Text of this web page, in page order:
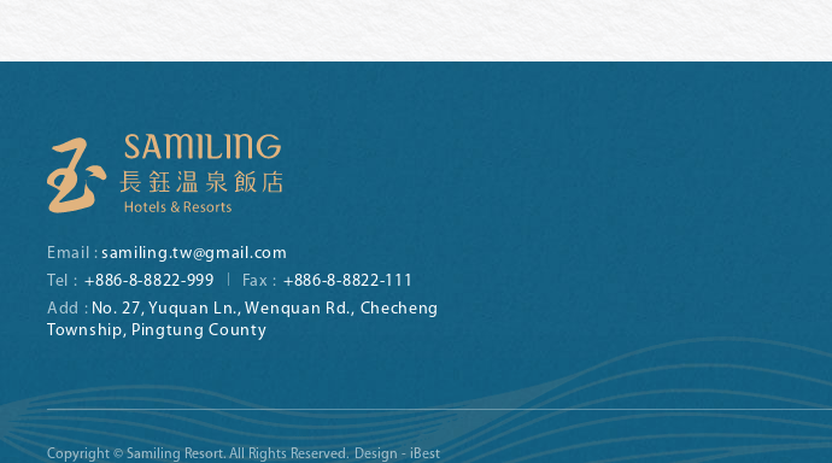
Email : samiling.tw@gmail.com
Tel : +886-8-8822-999 Fax : +886-8-8822-111
Add : No. 27, Yuquan Ln., Wenquan Rd., Checheng
Township, Pingtung County
Copyright © Samiling Resort. All Rights Reserved. Design - iBest